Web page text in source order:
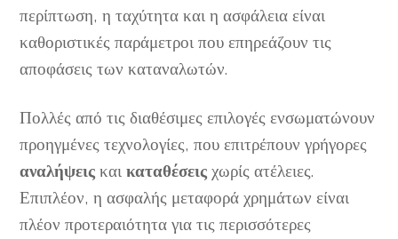
περίπτωση, η ταχύτητα και η ασφάλεια είναι
καθοριστικές παράμετροι που επηρεάζουν τις
αποφάσεις των καταναλωτών.
Πολλές από τις διαθέσιμες επιλογές ενσωματώνουν
προηγμένες τεχνολογίες, που επιτρέπουν γρήγορες
αναλήψεις καικαταθέσεις χωρίς ατέλειες.
Επιπλέον, η ασφαλής μεταφορά χρημάτων είναι
πλέον προτεραιότητα για τις περισσότερες